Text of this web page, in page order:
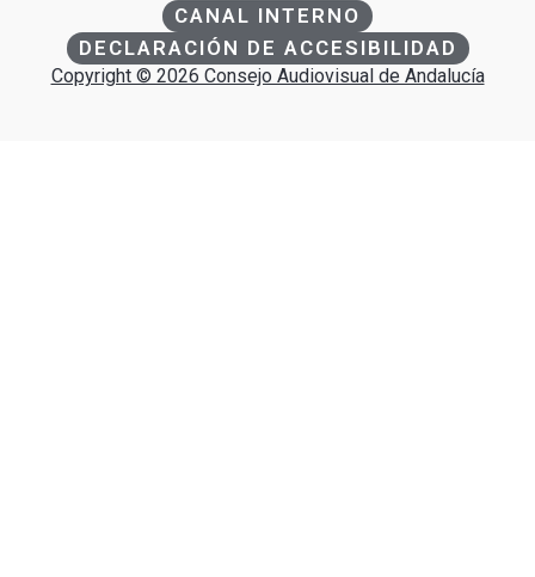
CANAL INTERNO
DECLARACIÓN DE ACCESIBILIDAD
Copyright © 2026 Consejo Audiovisual de Andalucía